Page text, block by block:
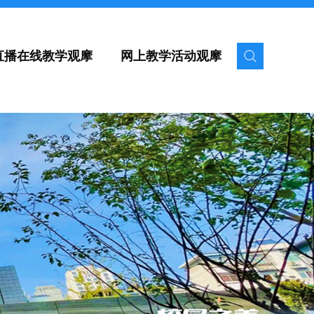
播在线教学观摩 网上教学活动观摩